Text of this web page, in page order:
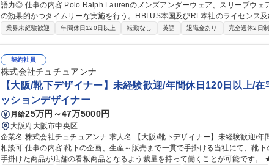
語力◎ 仕事の内容 Polo Ralph Laurenのメンズアンダーウェア、スリープウェアな企画・開発を担当し、MD戦略
の効果的かつタイムリーな実施を行う。HBI US本国及びRL本社のライセンス
も実施します。 【具体業務】■カテゴリービジネスの戦略立案および業績責任(KPI達成に向けたマーチャンダイジ
接な連携)■クロスファンクショナル連携による実行推進■ブランド価値向上および市場最適化 募
画/MD(マネージャー)】★外資アパレル/Polo Ralph Lauren/英語力◎
業界未経験歓迎 年間休日120日以上 転勤なし 英語 退職金あり 完全週休2日制
契約社員
株式会社チュチュアンナ
【大阪/靴下デザイナー】未経験歓迎/年間休日120日以上/
ッションデザイナー
月給25万円～47万5000円
大阪府大阪市中央区
企業名 株式会社チュチュアンナ 求人名 【大阪/靴下デザイナー】未経験歓迎/年間休日120日以上/在宅&時短勤務
相談可 仕事の内容 靴下の企画、生産～販売まで一貫で手掛ける当社にて、靴下のデザインをお任せします。自ら
手掛けた商品が店舗の看板商品となるよう裁量を持って働くことが可能です。 ★残